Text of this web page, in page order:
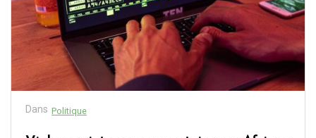
Dans Politique